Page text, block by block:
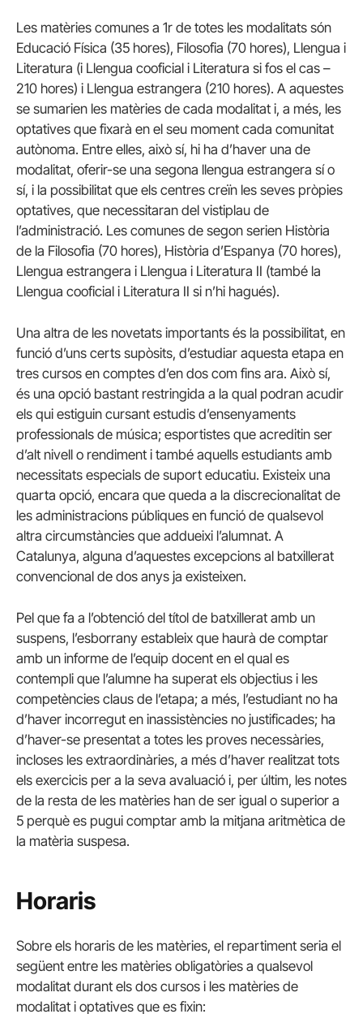
Les matèries comunes a 1r de totes les modalitats són
Educació Física (35 hores), Filosofia (70 hores), Llengua i
Literatura (i Llengua cooficial i Literatura si fos el cas –
210 hores) i Llengua estrangera (210 hores). A aquestes
se sumarien les matèries de cada modalitat i, a més, les
optatives que fixarà en el seu moment cada comunitat
autònoma. Entre elles, això sí, hi ha d’haver una de
modalitat, oferir-se una segona llengua estrangera sí o
sí, i la possibilitat que els centres creïn les seves pròpies
optatives, que necessitaran del vistiplau de
l’administració. Les comunes de segon serien Història
de la Filosofia (70 hores), Història d’Espanya (70 hores),
Llengua estrangera i Llengua i Literatura II (també la
Llengua cooficial i Literatura II si n’hi hagués).
Una altra de les novetats importants és la possibilitat, en
funció d’uns certs supòsits, d’estudiar aquesta etapa en
tres cursos en comptes d’en dos com fins ara. Això sí,
és una opció bastant restringida a la qual podran acudir
els qui estiguin cursant estudis d’ensenyaments
professionals de música; esportistes que acreditin ser
d’alt nivell o rendiment i també aquells estudiants amb
necessitats especials de suport educatiu. Existeix una
quarta opció, encara que queda a la discrecionalitat de
les administracions públiques en funció de qualsevol
altra circumstàncies que addueixi l’alumnat. A
Catalunya, alguna d’aquestes excepcions al batxillerat
convencional de dos anys ja existeixen.
Pel que fa a l’obtenció del títol de batxillerat amb un
suspens, l’esborrany estableix que haurà de comptar
amb un informe de l’equip docent en el qual es
contempli que l’alumne ha superat els objectius i les
competències claus de l’etapa; a més, l’estudiant no ha
d’haver incorregut en inassistències no justificades; ha
d’haver-se presentat a totes les proves necessàries,
incloses les extraordinàries, a més d’haver realitzat tots
els exercicis per a la seva avaluació i, per últim, les notes
de la resta de les matèries han de ser igual o superior a
5 perquè es pugui comptar amb la mitjana aritmètica de
la matèria suspesa.
Horaris
Sobre els horaris de les matèries, el repartiment seria el
següent entre les matèries obligatòries a qualsevol
modalitat durant els dos cursos i les matèries de
modalitat i optatives que es fixin: